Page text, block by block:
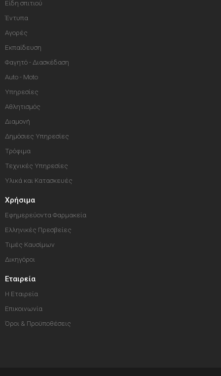
Είδη σπιτιού
Έντυπα
Αγορές
Εκπαίδευση
Φαγητό - Διασκέδαση
Auto - Moto
Υπηρεσίες
Αθλητισμός
Διαμονή
Δημόσιες Υπηρεσίες
Τρόφιμα
Τεχνικές Υπηρεσίες
Υλικά και Κατασκευές
Χρήσιμα
Εφημερεύοντα Φαρμακεία
Ελληνικές Πρεσβείες
Τιμές Καυσίμων
Δικηγόροι
Εταιρεία
Η Εταιρεία
Επικοινωνία
Όροι & Προϋποθέσεις